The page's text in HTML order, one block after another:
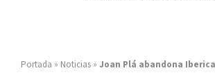
Portada » Noticias » Joan Plá abandona